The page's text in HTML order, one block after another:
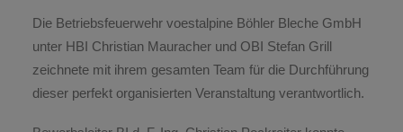
Die Betriebsfeuerwehr voestalpine Böhler Bleche GmbH
unter HBI Christian Mauracher und OBI Stefan Grill
zeichnete mit ihrem gesamten Team für die Durchführung
dieser perfekt organisierten Veranstaltung verantwortlich.